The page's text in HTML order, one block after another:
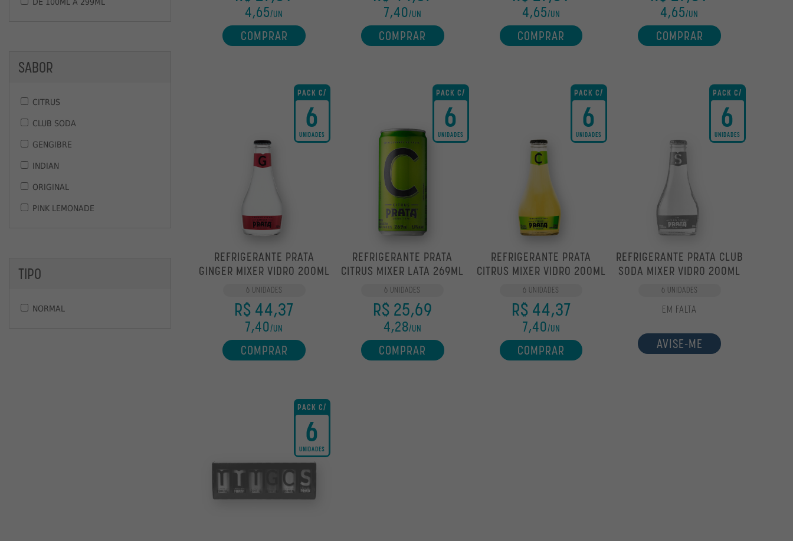
SABOR
CITRUS
CLUB SODA
GENGIBRE
INDIAN
ORIGINAL
PINK LEMONADE
TIPO
NORMAL
4,65/UN
COMPRAR
7,40/UN
COMPRAR
4,65/UN
COMPRAR
4,65/UN
COMPRAR
PACK C/
6
UNIDADES
REFRIGERANTE PRATA
GINGER MIXER VIDRO 200ML
6 UNIDADES
R$ 44,37
7,40/UN
COMPRAR
PACK C/
6
UNIDADES
REFRIGERANTE PRATA
CITRUS MIXER LATA 269ML
6 UNIDADES
R$ 25,69
4,28/UN
COMPRAR
PACK C/
6
UNIDADES
REFRIGERANTE PRATA
CITRUS MIXER VIDRO 200ML
6 UNIDADES
R$ 44,37
7,40/UN
COMPRAR
PACK C/
6
UNIDADES
REFRIGERANTE PRATA CLUB
SODA MIXER VIDRO 200ML
6 UNIDADES
EM FALTA
AVISE-ME
PACK C/
6
UNIDADES